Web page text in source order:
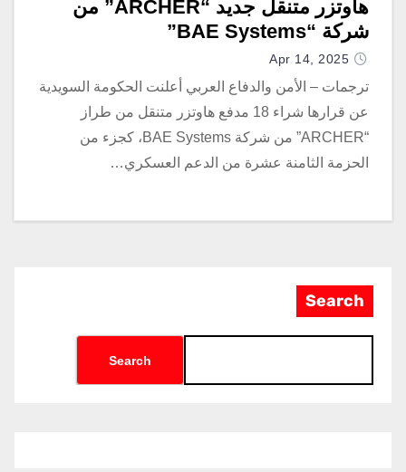
هاوتزر متنقل جديد “ARCHER” من
شركة “BAE Systems”
Apr 14, 2025
ترجمات – الأمن والدفاع العربي أعلنت الحكومة السويدية
عن قرارها شراء 18 مدفع هاوتزر متنقل من طراز
“ARCHER” من شركة BAE Systems، كجزء من
الحزمة الثامنة عشرة من الدعم العسكري…
Search
Search